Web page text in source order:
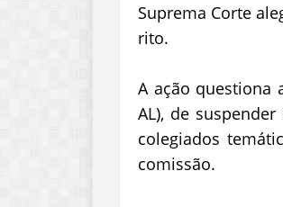
Suprema Corte
rito.
A ação questiona
AL), de
colegiados
comissão.